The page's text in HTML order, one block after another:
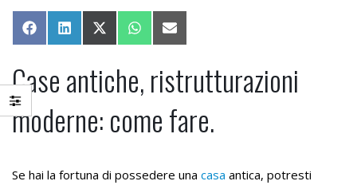
Share on Facebook
Share on LinkedIn
Share on X (Twitter)
Share on WhatsApp
Share on Email
Case antiche, ristrutturazioni
moderne: come fare.
Se hai la fortuna di possedere una casa antica, potresti